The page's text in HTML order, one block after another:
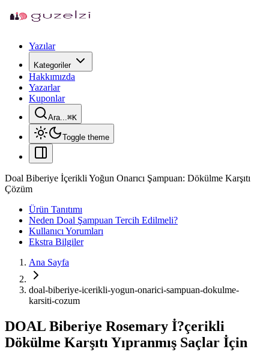
Yazılar
Kategoriler
Hakkımızda
Yazarlar
Kuponlar
Ara...⌘K
Toggle theme
Doal Biberiye İçerikli Yoğun Onarıcı Şampuan: Dökülme Karşıtı
Çözüm
Ürün Tanıtımı
Neden Doal Şampuan Tercih Edilmeli?
Kullanıcı Yorumları
Ekstra Bilgiler
Ana Sayfa
doal-biberiye-icerikli-yogun-onarici-sampuan-dokulme-
karsiti-cozum
DOAL Biberiye Rosemary İ?çerikli
Dökülme Karşıtı Yıpranmış Saçlar İçin